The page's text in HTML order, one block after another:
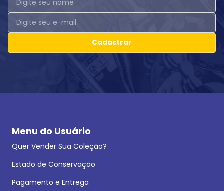
Cadastrar
Menu do Usuário
Quer Vender Sua Coleção?
Estado de Conservação
Pagamento e Entrega